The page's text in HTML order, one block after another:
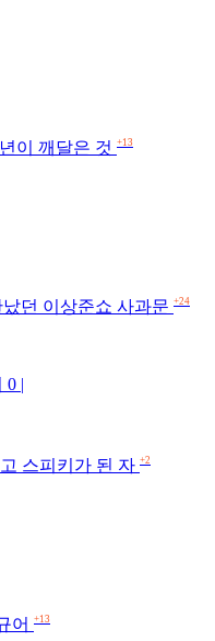
이 깨달은 것 +13
던 이상준쇼 사과문 +24
0 |
스피키가 된 자 +2
어 +13